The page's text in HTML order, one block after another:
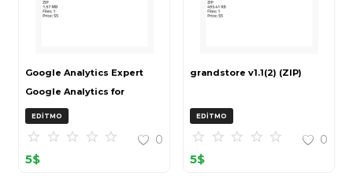
Google Analytics Expert
Google Analytics for
OpenCart (ZIP)
EDITMO
0
5$
grandstore v1.1(2) (ZIP)
EDITMO
0
5$